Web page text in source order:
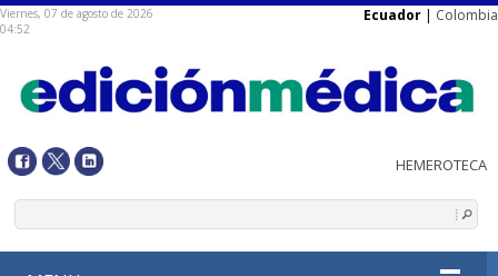
Viernes, 07 de agosto de 2026
04:52
Ecuador | Colombia